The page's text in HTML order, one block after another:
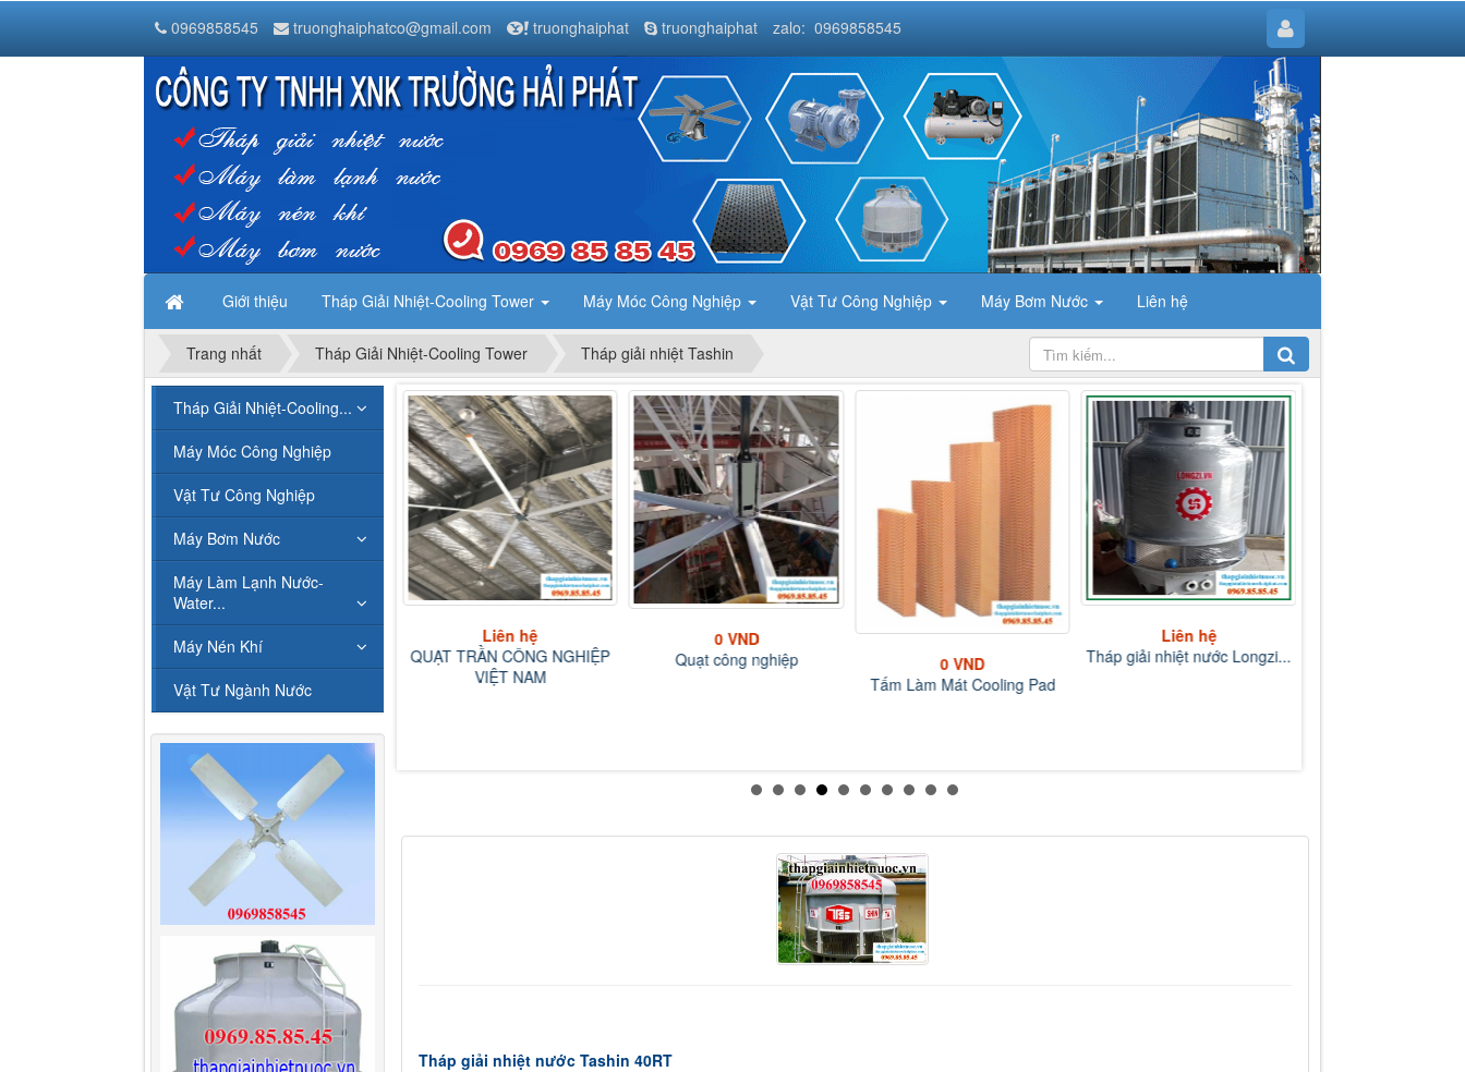
Hà Nội
Giới thiệu Tháp Giải Nhiệt-Cooling Tower Máy Móc Công Nghiệp Vật Tư Công Nghiệp Máy Bơm Nước Liên hệ
0969858545 truonghaiphatco@gmail.com truonghaiphat truonghaiphat zalo: 0969858545
Trang nhất Tháp Giải Nhiệt-Cooling Tower Tháp giải nhiệt Tashin
Liên hệ
MOTO THÁP GIẢI NHIỆT
NƯỚC
Liên hệ
QUẠT TRẦN CÔNG NGHIỆP
VIỆT NAM
0 VND
Quạt công nghiệp
0 VND
Tấm Làm Mát Cooling Pad
Liên hệ
Tháp giải nhiệt nước Longzi...
Tháp giải nhiệt nước Tashin 40RT
Tháp Giải Nhiệt-Cooling...
Máy Móc Công Nghiệp
Vật Tư Công Nghiệp
Máy Bơm Nước
Máy Làm Lạnh Nước-
Water...
Máy Nén Khí
Vật Tư Ngành Nước